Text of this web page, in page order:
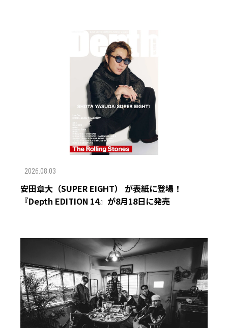
2026.08.03
安田章大（SUPER EIGHT） が表紙に登場！
『Depth EDITION 14』が8月18日に発売